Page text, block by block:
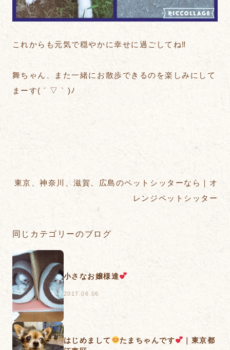
これからも元気で穏やかに幸せに過ごしてね‼︎
舞ちゃん、また一緒にお散歩できるのを楽しみにして
まーす( ´ ▽ ` )ﾉ
東京、神奈川、滋賀、広島のペットシッターなら｜オ
レンジペットシッター
同じカテゴリーのブログ
小さなお嬢様達
2017.06.06
はじめまして たまちゃんです
｜東京都